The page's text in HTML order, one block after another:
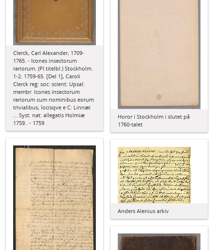
Clerck, Carl Alexander, 1709-
1765. - Icones insectorum
rariorum. (Pl.titelbl.) Stockholm.
1-2. 1759-65. [Del 1], Caroli
Clerck reg: soc: scient: Upsal:
membr: Icones insectorum
rariorum cum nominibus eorum
trivialibus, locisqve e C: Linnæi
... Syst: nat: allegatis Holmiæ
1759.. - 1759
Horor i Stockholm i slutet på
1760-talet
Anders Alenius arkiv